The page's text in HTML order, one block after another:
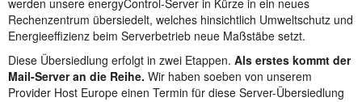
werden unsere energyControl-Server in Kürze in ein neues
Rechenzentrum übersiedelt, welches hinsichtlich Umweltschutz und
Energieeffizienz beim Serverbetrieb neue Maßstäbe setzt.
Diese Übersiedlung erfolgt in zwei Etappen. Als erstes kommt der
Mail-Server an die Reihe. Wir haben soeben von unserem
Provider Host Europe einen Termin für diese Server-Übersiedlung